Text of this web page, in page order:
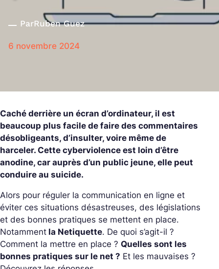
ParRuben Guez
6 novembre 2024
Caché derrière un écran d’ordinateur, il est
beaucoup plus facile de faire des commentaires
désobligeants, d’insulter, voire même de
harceler. Cette cyberviolence est loin d’être
anodine, car auprès d’un public jeune, elle peut
conduire au suicide.
Alors pour réguler la communication en ligne et
éviter ces situations désastreuses, des législations
et des bonnes pratiques se mettent en place.
Notamment la Netiquette. De quoi s’agit-il ?
Comment la mettre en place ? Quelles sont les
bonnes pratiques sur le net ? Et les mauvaises ?